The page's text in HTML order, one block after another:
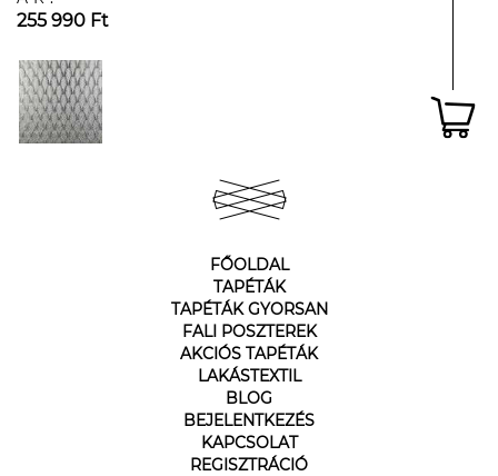
255 990 Ft
FŐOLDAL
TAPÉTÁK
TAPÉTÁK GYORSAN
FALI POSZTEREK
AKCIÓS TAPÉTÁK
LAKÁSTEXTIL
BLOG
BEJELENTKEZÉS
KAPCSOLAT
REGISZTRÁCIÓ